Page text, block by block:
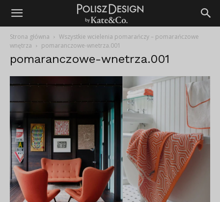
Strona główna
Wszystkie wcielenia pomarańczy – pomarańczowe
wnętrza
pomaranczowe-wnetrza.001
pomaranczowe-wnetrza.001